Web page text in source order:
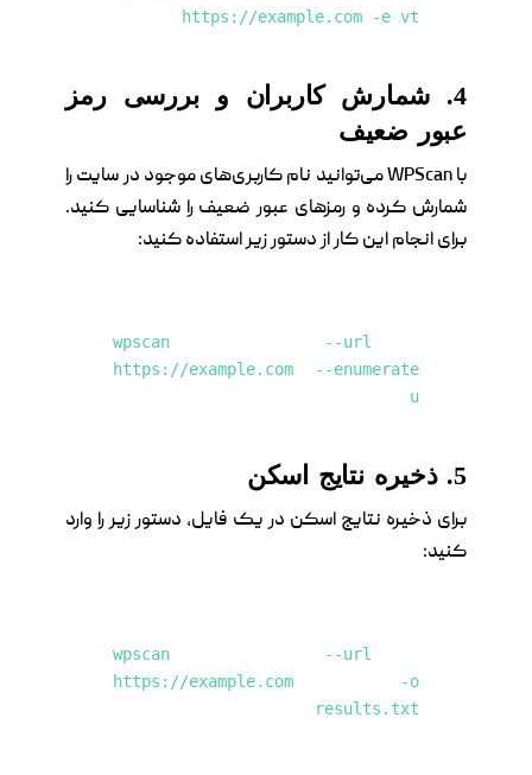
https://example.com -e vt
4. شمارش کاربران و بررسی رمز
عبور ضعیف
با WPScan می‌توانید نام کاربری‌های موجود در سایت را
شمارش کرده و رمزهای عبور ضعیف را شناسایی کنید.
برای انجام این کار از دستور زیر استفاده کنید:
wpscan --url
https://example.com --enumerate
u
5. ذخیره نتایج اسکن
برای ذخیره نتایج اسکن در یک فایل، دستور زیر را وارد
کنید:
wpscan --url
https://example.com -o
results.txt